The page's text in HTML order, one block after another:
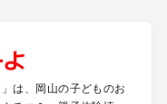
は、岡山の子どものお